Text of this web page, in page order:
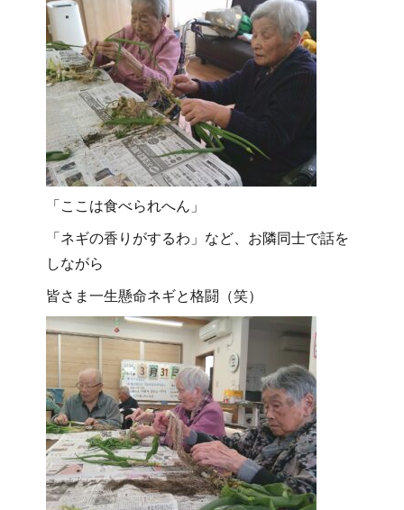
「ここは食べられへん」
「ネギの香りがするわ」など、お隣同士で話を
しながら
皆さま一生懸命ネギと格闘（笑）